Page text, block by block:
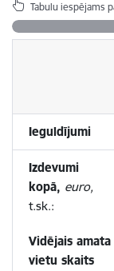
Tabulu iespējams
Ieguldījumi
Izdevumi
kopā, euro,
t.sk.:
Vidējais amata
vietu skaits